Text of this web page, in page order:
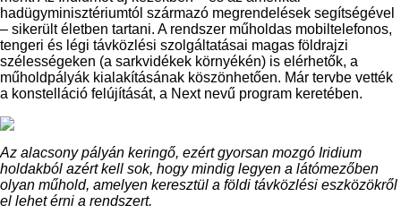
hadügyminisztériumtól származó megrendelések segítségével
– sikerült életben tartani. A rendszer műholdas mobiltelefonos,
tengeri és légi távközlési szolgáltatásai magas földrajzi
szélességeken (a sarkvidékek környékén) is elérhetők, a
műholdpályák kialakításának köszönhetően. Már tervbe vették
a konstelláció felújítását, a Next nevű program keretében.
Az alacsony pályán keringő, ezért gyorsan mozgó Iridium
holdakból azért kell sok, hogy mindig legyen a látómezőben
olyan műhold, amelyen keresztül a földi távközlési eszközökről
el lehet érni a rendszert.